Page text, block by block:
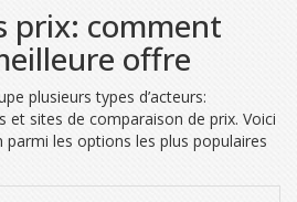
prix: comment
offre
plusieurs types d’acteurs:
et sites de comparaison de prix. Voici
les options les plus populaires